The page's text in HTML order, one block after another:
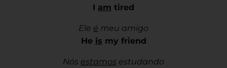
I am tired
Ele é meu amigo
He is my friend
Nós estamos estudando